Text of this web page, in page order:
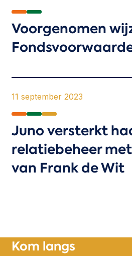
Voorgenomen
11 september 2023
Juno versterkt
relatiebeheer
van Frank de Wit
Kom langs